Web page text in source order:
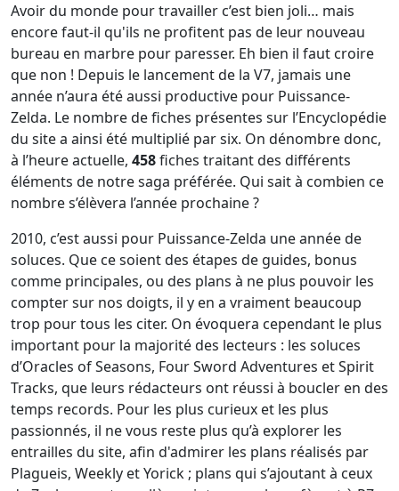
Avoir du monde pour travailler c’est bien joli… mais
encore faut-il qu'ils ne profitent pas de leur nouveau
bureau en marbre pour paresser. Eh bien il faut croire
que non ! Depuis le lancement de la V7, jamais une
année n’aura été aussi productive pour Puissance-
Zelda. Le nombre de fiches présentes sur l’Encyclopédie
du site a ainsi été multiplié par six. On dénombre donc,
à l’heure actuelle, 458fiches traitant des différents
éléments de notre saga préférée. Qui sait à combien ce
nombre s’élèvera l’année prochaine ?
2010, c’est aussi pour Puissance-Zelda une année de
soluces. Que ce soient des étapes de guides, bonus
comme principales, ou des plans à ne plus pouvoir les
compter sur nos doigts, il y en a vraiment beaucoup
trop pour tous les citer. On évoquera cependant le plus
important pour la majorité des lecteurs : les soluces
d’Oracles of Seasons, Four Sword Adventures et Spirit
Tracks, que leurs rédacteurs ont réussi à boucler en des
temps records. Pour les plus curieux et les plus
passionnés, il ne vous reste plus qu’à explorer les
entrailles du site, afin d'admirer les plans réalisés par
Plagueis, Weekly et Yorick ; plans qui s’ajoutant à ceux